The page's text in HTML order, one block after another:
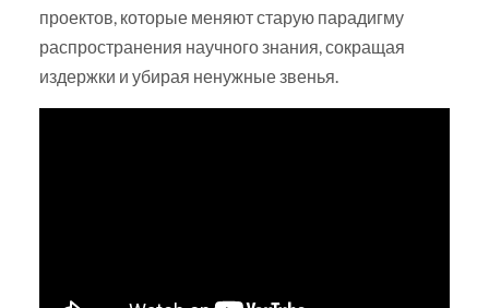
проектов, которые меняют старую парадигму
распространения научного знания, сокращая
издержки и убирая ненужные звенья.